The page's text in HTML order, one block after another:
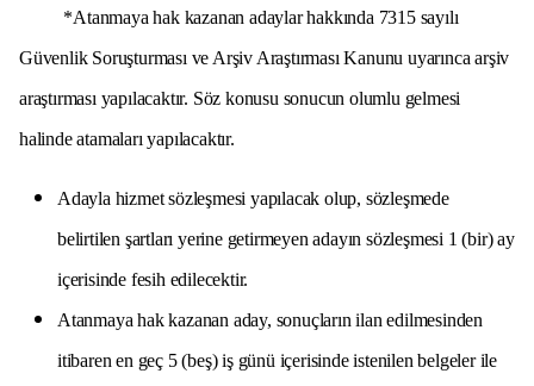
*Atanmaya hak kazanan adaylar hakkında 7315 sayılı
Güvenlik Soruşturması ve Arşiv Araştırması Kanunu uyarınca arşiv
araştırması yapılacaktır. Söz konusu sonucun olumlu gelmesi
halinde atamaları yapılacaktır.
Adayla hizmet sözleşmesi yapılacak olup, sözleşmede
belirtilen şartları yerine getirmeyen adayın sözleşmesi 1 (bir) ay
içerisinde fesih edilecektir.
Atanmaya hak kazanan aday, sonuçların ilan edilmesinden
itibaren en geç 5 (beş) iş günü içerisinde istenilen belgeler ile